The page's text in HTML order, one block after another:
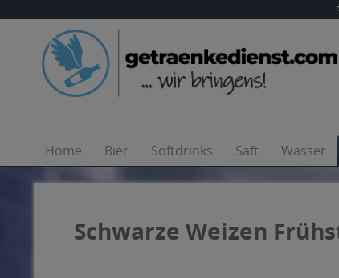
Home Bier Softdrinks Saft Wasser
Schwarze Weizen